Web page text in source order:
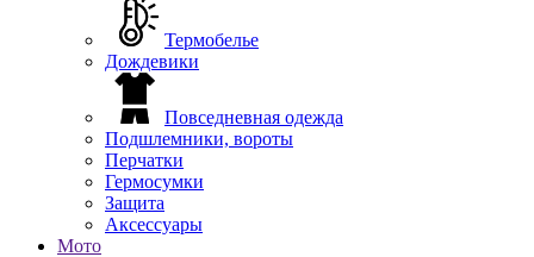
Термобелье
Дождевики
Повседневная одежда
Подшлемники, вороты
Перчатки
Гермосумки
Защита
Аксессуары
Мото